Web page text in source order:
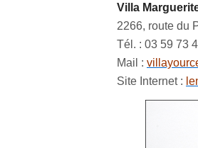
Villa
2266, route du
Tél. : 03 59 73
Mail :
Site Internet :